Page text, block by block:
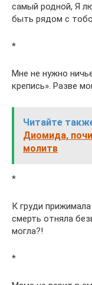
самый родной, Я
быть рядом с
*
Мне не нужно
крепись». Разве
Читайте
Диомида,
молитв
*
К груди
смерть отняла
могла?!
*